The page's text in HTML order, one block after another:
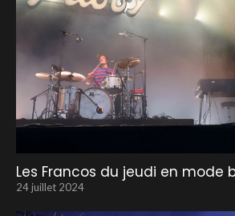
Les Francos du jeudi en mode
24 juillet 2024